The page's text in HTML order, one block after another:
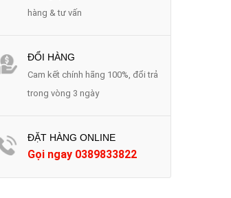
hàng & tư vấn
ĐỔI HÀNG
Cam kết chính hãng 100%, đổi trả
trong vòng 3 ngày
ĐẶT HÀNG ONLINE
Gọi ngay 0389833822